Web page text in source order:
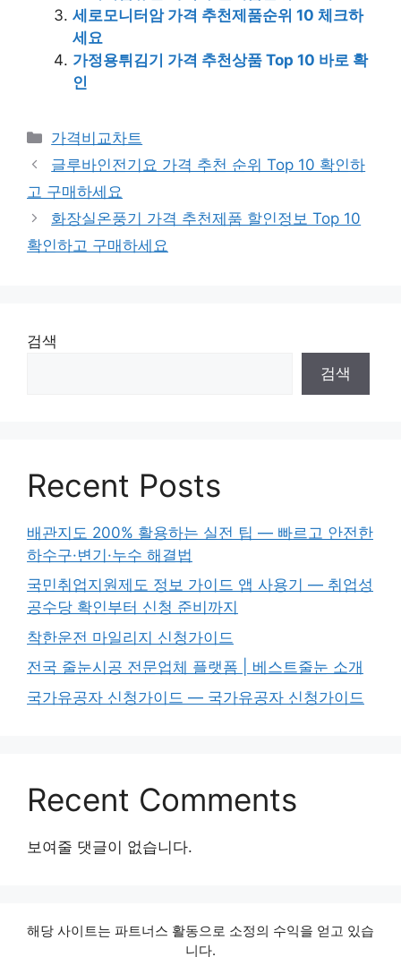
세로모니터암 가격 추천제품순위 10 체크하
세요
가정용튀김기 가격 추천상품 Top 10 바로 확
인
카
테
리
가격비교차트
글루바인전기요 가격 추천 순위 Top 10 확인하
고 구매하세요
화장실온풍기 가격 추천제품 할인정보 Top 10
확인하고 구매하세요
검색
검색
Recent Posts
배관지도 200% 활용하는 실전 팁 — 빠르고 안전한
하수구·변기·누수 해결법
국민취업지원제도 정보 가이드 앱 사용기 — 취업성
공수당 확인부터 신청 준비까지
착한운전 마일리지 신청가이드
전국 줄눈시공 전문업체 플랫폼 | 베스트줄눈 소개
국가유공자 신청가이드 — 국가유공자 신청가이드
Recent Comments
보여줄 댓글이 없습니다.
해당 사이트는 파트너스 활동으로 소정의 수익을 얻고 있습
니다.